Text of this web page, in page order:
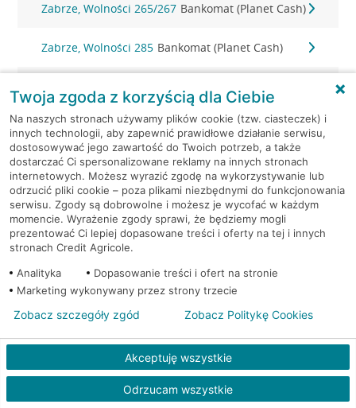
Zabrze, Wolności 265/267 Bankomat (Planet Cash)
Zabrze, Wolności 285 Bankomat (Planet Cash)
Żory, al. Zjednoczonej Europy
35
(Euronet)
Żory, Francuska 11 Bankomat (Planet Cash)
Żory, Górne Przedmieście
9
Bankomat (Planet
Cash)
Żory, Katowicka 10 Bankomat (Planet Cash)
Żory, Okrężna 2 Bankomat (Planet Cash)
Żory, Os.Powstańców
Śląskich PU-8
Bankomat (Planet
Żory, Pawlikowskiego
PU14
Bankomat (Planet
Cash)
Twoja zgoda z korzyścią dla Ciebie
Na naszych stronach używamy plików cookie (tzw. ciasteczek) i
innych technologii, aby zapewnić prawidłowe działanie serwisu,
dostosowywać jego zawartość do Twoich potrzeb, a także
dostarczać Ci spersonalizowane reklamy na innych stronach
internetowych. Możesz wyrazić zgodę na wykorzystywanie lub
odrzucić pliki cookie – poza plikami niezbędnymi do funkcjonowania
serwisu. Zgody są dobrowolne i możesz je wycofać w każdym
momencie. Wyrażenie zgody sprawi, że będziemy mogli
prezentować Ci lepiej dopasowane treści i oferty na tej i innych
stronach Credit Agricole.
Analityka
Dopasowanie treści i ofert na stronie
Marketing wykonywany przez strony trzecie
Akceptuję wszystkie
Odrzucam wszystkie
Zobacz szczegóły zgód Zobacz Politykę Cookies